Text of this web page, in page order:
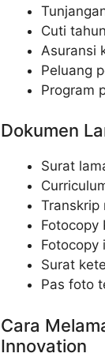
Cuti
Asuransi
Peluang
Program
Dokumen
Surat
Transkrip
Fotocopy
Fotocopy
Surat
Pas foto
Cara
Innovation